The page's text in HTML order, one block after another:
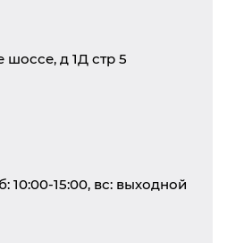
шоссе, д 1Д стр 5
10:00-15:00, вс: выходной